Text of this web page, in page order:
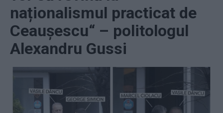
naționalismul practicat de
Ceaușescu“ – politologul
Alexandru Gussi